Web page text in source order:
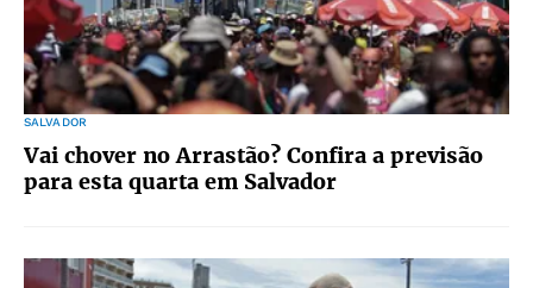
SALVADOR
Vai chover no Arrastão? Confira a previsão
para esta quarta em Salvador